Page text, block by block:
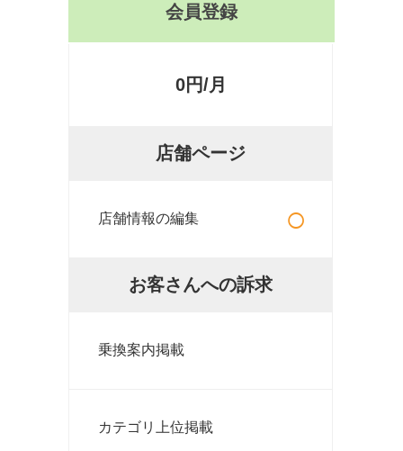
会員登録
0円/月
店舗ページ
店舗情報の編集 ○
お客さんへの訴求
乗換案内掲載
カテゴリ上位掲載